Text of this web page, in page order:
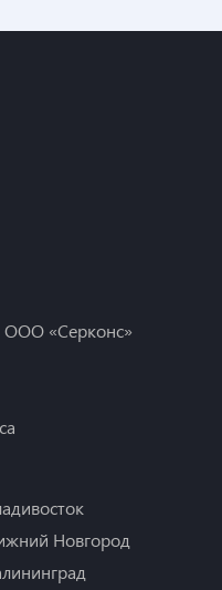
ООО «Серконс»
Новгород